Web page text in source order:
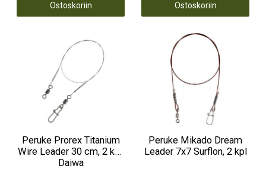
Ostoskoriin Ostoskoriin
Peruke Prorex Titanium
Wire Leader 30 cm, 2 kpl,
Daiwa
Peruke Mikado Dream
Leader 7x7 Surflon, 2 kpl